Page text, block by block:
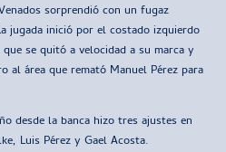
sorprendió con un fugaz
jugada inició por el costado izquierdo
se quitó a velocidad a su marca y
al área que remató Manuel Pérez para
desde la banca hizo tres ajustes en
Luis Pérez y Gael Acosta.